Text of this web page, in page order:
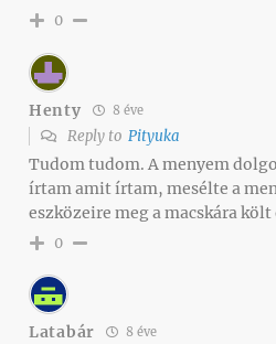
0
Henty 8 éve
Reply to Pityuka
Tudom tudom. A menyem
írtam amit írtam, mesélte a
eszközeire meg a macskára
0
Latabár 8 éve